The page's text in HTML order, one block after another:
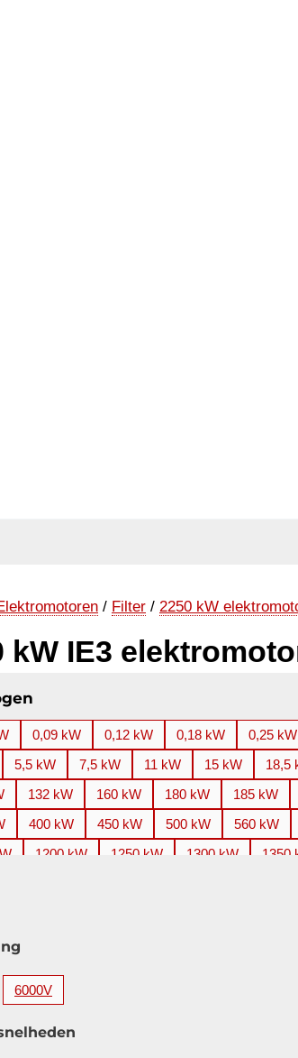
/ Filter / 2250 kW
kW IE3
0,09 kW 0,12 kW 0,18 kW 0,25 kW
5,5 kW 7,5 kW 11 kW 15 kW 18,5
132 kW 160 kW 180 kW 185 kW
400 kW 450 kW 500 kW 560 kW
1200 kW 1250 kW 1300 kW 1350
6000V